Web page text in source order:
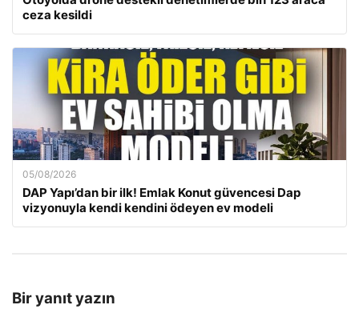
ceza kesildi
05/08/2026
DAP Yapı’dan bir ilk! Emlak Konut güvencesi Dap
vizyonuyla kendi kendini ödeyen ev modeli
Bir yanıt yazın